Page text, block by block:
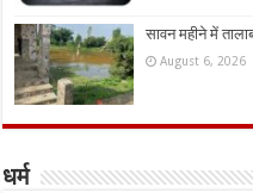
सावन महीने में
August 6, 2026
धर्म